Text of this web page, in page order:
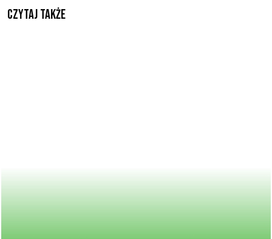
Czytaj także